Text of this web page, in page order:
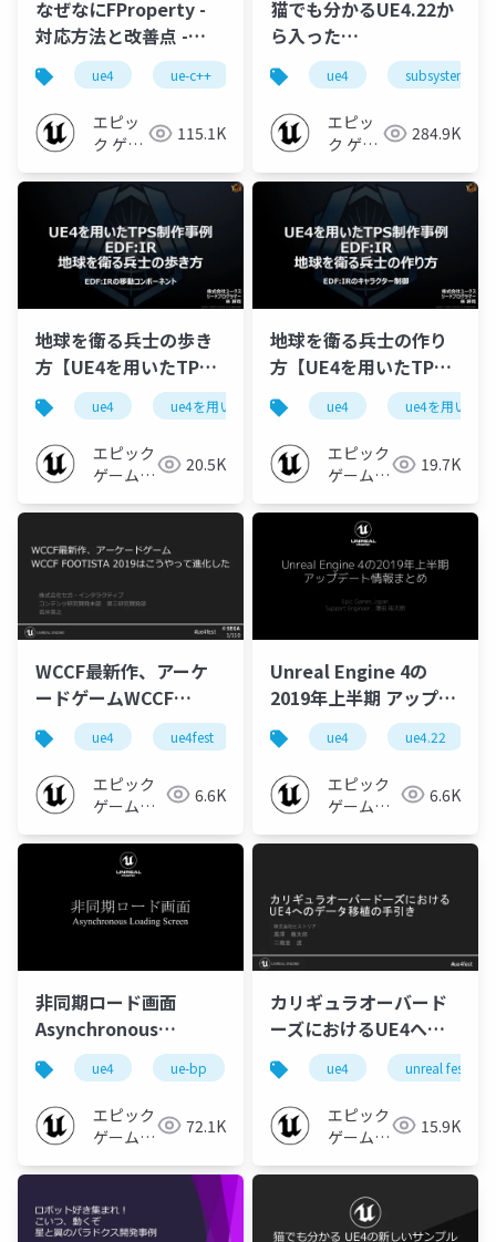
なぜなにFProperty -
対応方法と改善点 -
【2020】
ue4 ue-c++ ue-optimize
エピッ
ク ゲー
ャパン
115.1K
猫でも分かるUE4.22か
ら入った
Subsystem【第4回
UE4何でも勉強会 in 東
京 2020】
ue4 subsystem
エピッ
ク ゲー
ャパン
284.9K
地球を衛る兵士の歩き
方【UE4を用いたTPS
制作事例 EDF:IR
2019】
ue4 ue4を用いたtps制作事例 edf:ir 2019 ue-bp
エピック
ゲームズ
20.5K
地球を衛る兵士の作り
方【UE4を用いたTPS
制作事例 EDF:IR
2019】
ue4 ue4を用いた
エピック
ゲームズ
19.7K
WCCF最新作、アーケ
ードゲームWCCF
FOOTISTA 2019はこう
やって進化した
【UNREAL FEST EAST
2019】
ue4 ue4fest unreal fest east 2019
エピック
ゲームズ
6.6K
Unreal Engine 4の
2019年上半期 アップデ
ート情報まとめ
【GTMF2019】
ue4 ue4.22
エピック
ゲームズ
6.6K
非同期ロード画面
Asynchronous
Loading Screen【第
１１回UE4勉強会 in 大
阪 2019】
ue4 ue-bp ue-c++
エピック
ゲームズ
72.1K
カリギュラオーバード
ーズにおけるUE4への
データ移植の手引き
【UNREAL FEST EAST
2018】
ue4 unreal fest
エピック
ゲームズ
15.9K